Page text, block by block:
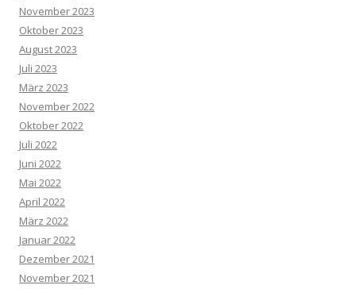
November 2023
Oktober 2023
August 2023
Juli 2023
März 2023
November 2022
Oktober 2022
Juli 2022
Juni 2022
Mai 2022
April 2022
März 2022
Januar 2022
Dezember 2021
November 2021